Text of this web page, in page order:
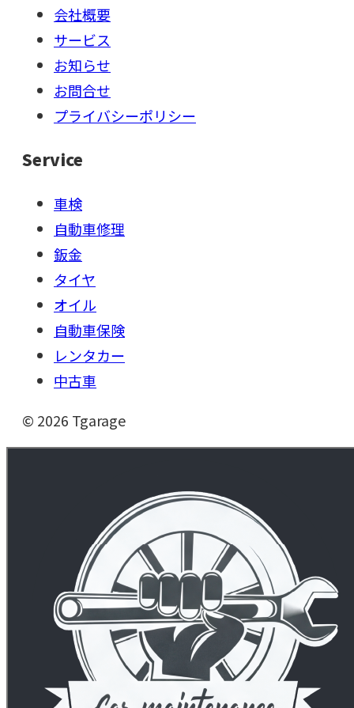
会社概要
サービス
お知らせ
お問合せ
プライバシーポリシー
Service
車検
自動車修理
鈑金
タイヤ
オイル
自動車保険
レンタカー
中古車
© 2026 Tgarage